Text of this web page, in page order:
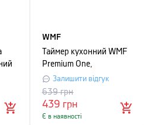
WMF
Таймер кухонний WMF
Premium One,
сріблястий
Залишити відгук
439 грн
639грн
Є в наявності